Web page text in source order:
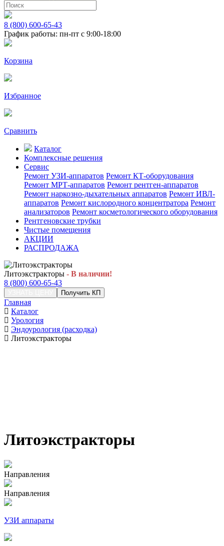
8 (800) 600-65-43
График работы: пн-пт с 9:00-18:00
Корзина
Избранное
Сравнить
Каталог
Комплексные решения
Сервис
Ремонт УЗИ-аппаратов Ремонт КТ-оборудования
Ремонт МРТ-аппаратов Ремонт рентген-аппаратов
Ремонт наркозно-дыхательных аппаратов Ремонт ИВЛ-
аппаратов Ремонт кислородного концентратора Ремонт
анализаторов Ремонт косметологического оборудования
Рентгеновские трубки
Чистые помещения
АКЦИИ
РАСПРОДАЖА
Литоэкстракторы - В наличии!
8 (800) 600-65-43
Получить КП
Главная
Каталог
Урология
Эндоурология (расходка)
Литоэкстракторы
Литоэкстракторы
Направления
Направления
УЗИ аппараты